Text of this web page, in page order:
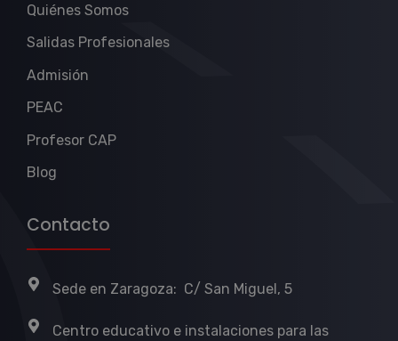
Quiénes Somos
Salidas Profesionales
Admisión
PEAC
Profesor CAP
Blog
Contacto
Sede en Zaragoza: C/ San Miguel, 5
Centro educativo e instalaciones para las